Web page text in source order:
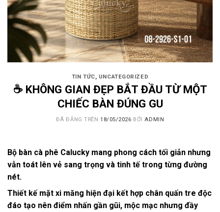
TIN TỨC, UNCATEGORIZED
☕ KHÔNG GIAN ĐẸP BẮT ĐẦU TỪ MỘT
CHIẾC BÀN ĐÚNG GU
ĐÃ ĐĂNG TRÊN18/05/2026 BỞIADMIN
Bộ bàn cà phê Calucky mang phong cách tối giản nhưng
vẫn toát lên vẻ sang trọng và tinh tế trong từng đường
nét.
Thiết kế mặt xi măng hiện đại kết hợp chân quấn tre độc
đáo tạo nên điểm nhấn gần gũi, mộc mạc nhưng đầy